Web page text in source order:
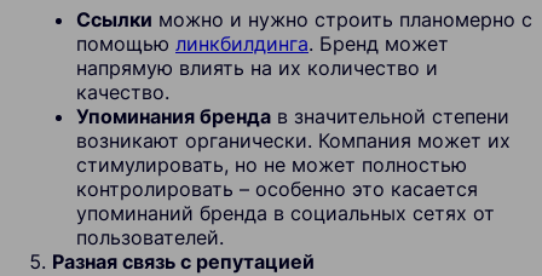
Ссылки можно и нужно строить планомерно с
помощью линкбилдинга. Бренд может
напрямую влиять на их количество и
качество.
Упоминания бренда в значительной степени
возникают органически. Компания может их
стимулировать, но не может полностью
контролировать – особенно это касается
упоминаний бренда в социальных сетях от
пользователей.
Разная связь с репутацией